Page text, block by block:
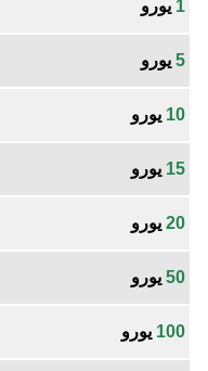
1 يورو
5 يورو
10 يورو
15 يورو
20 يورو
50 يورو
100 يورو